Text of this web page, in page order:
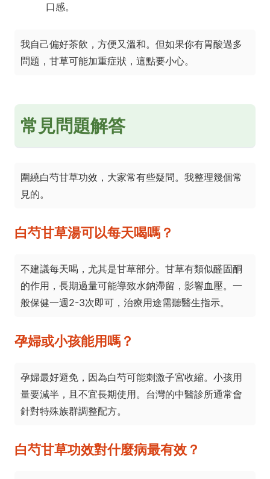
口感。
我自己偏好茶飲，方便又溫和。但如果你有胃酸過多
問題，甘草可能加重症狀，這點要小心。
常見問題解答
圍繞白芍甘草功效，大家常有些疑問。我整理幾個常
見的。
白芍甘草湯可以每天喝嗎？
不建議每天喝，尤其是甘草部分。甘草有類似醛固酮
的作用，長期過量可能導致水鈉滯留，影響血壓。一
般保健一週2-3次即可，治療用途需聽醫生指示。
孕婦或小孩能用嗎？
孕婦最好避免，因為白芍可能刺激子宮收縮。小孩用
量要減半，且不宜長期使用。台灣的中醫診所通常會
針對特殊族群調整配方。
白芍甘草功效對什麼病最有效？